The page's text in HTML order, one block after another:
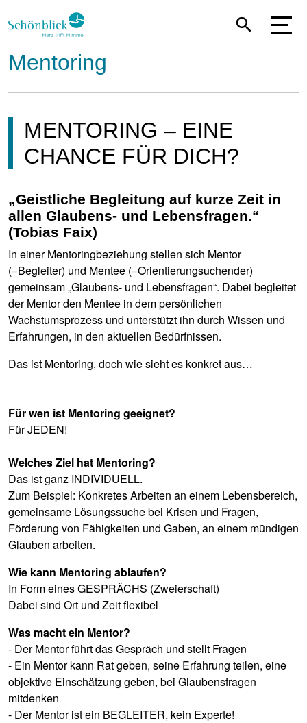
zum
Mentoring
MENTORING – EINE
CHANCE FÜR DICH?
„Geistliche Begleitung auf kurze Zeit in
allen Glaubens- und Lebensfragen.“
(Tobias Faix)
In einer Mentoringbeziehung stellen sich Mentor
(=Begleiter) und Mentee (=Orientierungsuchender)
gemeinsam „Glaubens- und Lebensfragen“. Dabei begleitet
der Mentor den Mentee in dem persönlichen
Wachstumsprozess und unterstützt ihn durch Wissen und
Erfahrungen, in den aktuellen Bedürfnissen.
Das ist Mentoring, doch wie sieht es konkret aus…
Für wen ist Mentoring geeignet?
Für JEDEN!
Welches Ziel hat Mentoring?
Das ist ganz INDIVIDUELL.
Zum Beispiel: Konkretes Arbeiten an einem Lebensbereich,
gemeinsame Lösungssuche bei Krisen und Fragen,
Förderung von Fähigkeiten und Gaben, an einem mündigen
Glauben arbeiten.
Wie kann Mentoring ablaufen?
In Form eines GESPRÄCHS (Zweierschaft)
Dabei sind Ort und Zeit flexibel
Was macht ein Mentor?
- Der Mentor führt das Gespräch und stellt Fragen
- Ein Mentor kann Rat geben, seine Erfahrung teilen, eine
objektive Einschätzung geben, bei Glaubensfragen
mitdenken
- Der Mentor ist ein BEGLEITER, kein Experte!